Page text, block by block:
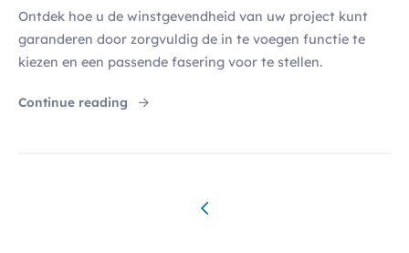
Ontdek hoe u de winstgevendheid van uw project kunt
garanderen door zorgvuldig de in te voegen functie te
kiezen en een passende fasering voor te stellen.
Continue reading "Functionele diversiteit: een kans of een